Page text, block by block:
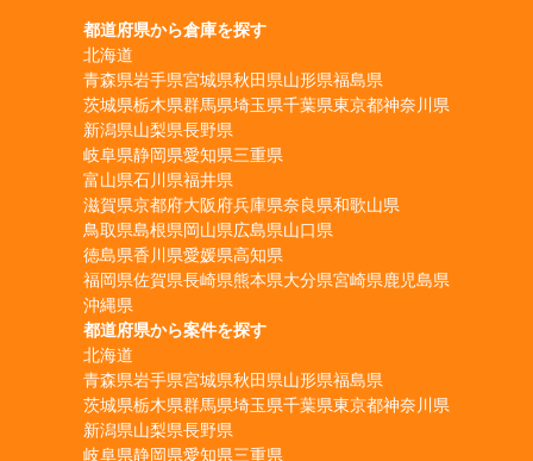
都道府県から倉庫を探す
北海道
青森県岩手県宮城県秋田県山形県福島県
茨城県栃木県群馬県埼玉県千葉県東京都神奈川県
新潟県山梨県長野県
岐阜県静岡県愛知県三重県
富山県石川県福井県
滋賀県京都府大阪府兵庫県奈良県和歌山県
鳥取県島根県岡山県広島県山口県
徳島県香川県愛媛県高知県
福岡県佐賀県長崎県熊本県大分県宮崎県鹿児島県
沖縄県
都道府県から案件を探す
北海道
青森県岩手県宮城県秋田県山形県福島県
茨城県栃木県群馬県埼玉県千葉県東京都神奈川県
新潟県山梨県長野県
岐阜県静岡県愛知県三重県